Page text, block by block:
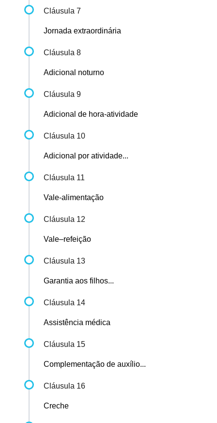
Cláusula 7
Jornada extraordinária
Cláusula 8
Adicional noturno
Cláusula 9
Adicional de hora-atividade
Cláusula 10
Adicional por atividade...
Cláusula 11
Vale-alimentação
Cláusula 12
Vale–refeição
Cláusula 13
Garantia aos filhos...
Cláusula 14
Assistência médica
Cláusula 15
Complementação de auxílio...
Cláusula 16
Creche